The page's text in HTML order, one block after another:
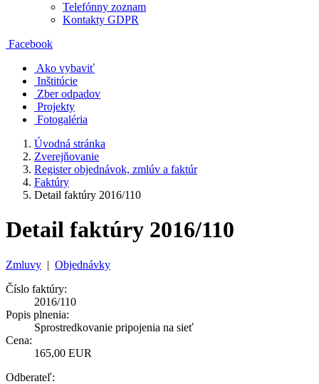
Telefónny zoznam
Kontakty GDPR
Facebook
Ako vybaviť
Inštitúcie
Zber odpadov
Projekty
Fotogaléria
Úvodná stránka
Zverejňovanie
Register objednávok, zmlúv a faktúr
Faktúry
Detail faktúry 2016/110
Detail faktúry 2016/110
Zmluvy | Objednávky
Číslo faktúry:
2016/110
Popis plnenia:
Sprostredkovanie pripojenia na sieť
Cena:
165,00 EUR
Odberateľ: